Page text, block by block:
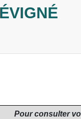
Pour consulter